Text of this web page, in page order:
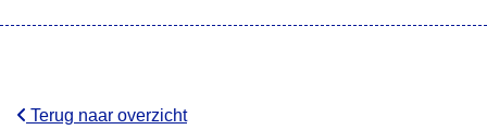
Terug naar overzicht